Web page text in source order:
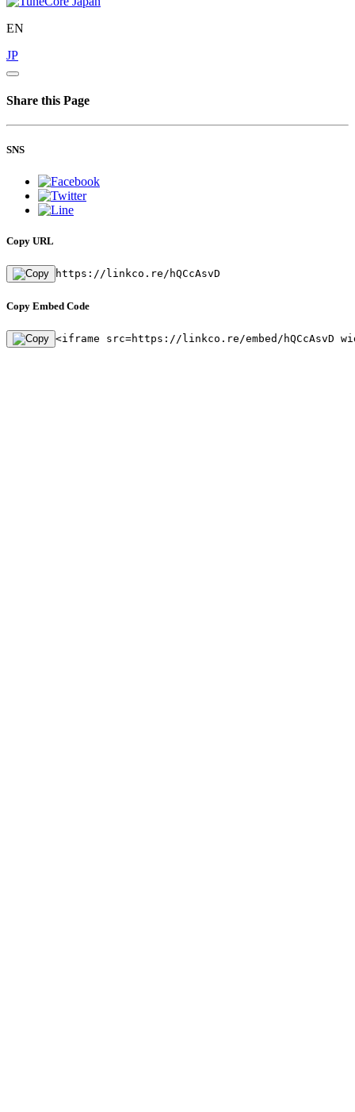
EN
JP
Share this Page
SNS
Copy URL
https://linkco.re/hQCcAsvD
Copy Embed Code
<iframe src=https://linkco.re/embed/hQCcAsvD